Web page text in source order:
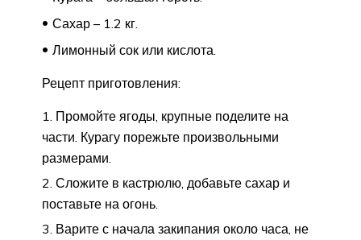
Сахар – 1.2 кг.
Лимонный сок или кислота.
Рецепт приготовления:
Промойте ягоды, крупные поделите на
части. Курагу порежьте произвольными
размерами.
Сложите в кастрюлю, добавьте сахар и
поставьте на огонь.
Варите с начала закипания около часа, не